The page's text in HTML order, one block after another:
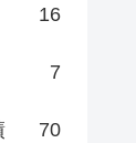
16
7
70